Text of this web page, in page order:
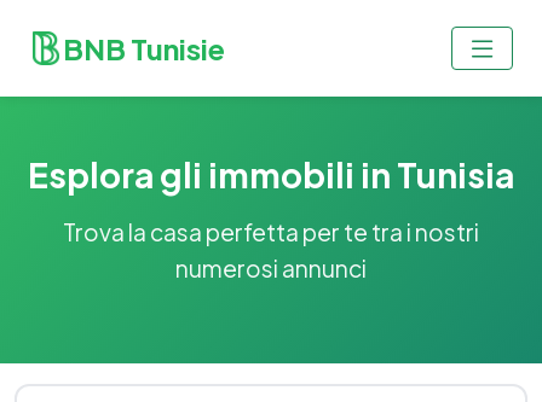
BNB Tunisie
Esplora gli immobili in Tunisia
Trova la casa perfetta per te tra i nostri
numerosi annunci